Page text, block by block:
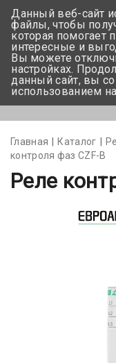
Главная Каталог
контроля фаз CZF-B
Реле
Данный веб-сайт
файлы, чтобы
которая помогает
интересные и
Вы можете
настройках.
данный сайт, вы
использованием